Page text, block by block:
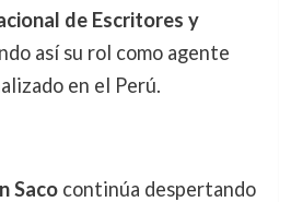
de Escritores y
así su rol como agente
en el Perú.
Sacocontinúa despertando